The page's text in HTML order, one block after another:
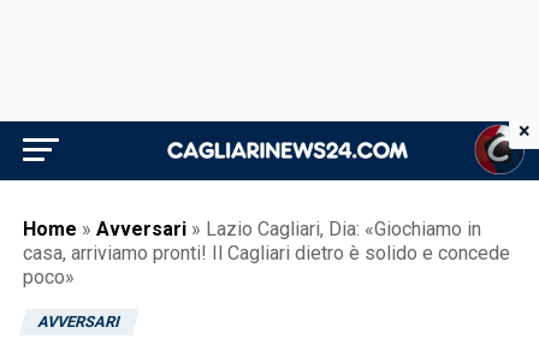
Home » Avversari » Lazio Cagliari, Dia: «Giochiamo in
casa, arriviamo pronti! Il Cagliari dietro è solido e concede
poco»
AVVERSARI
×